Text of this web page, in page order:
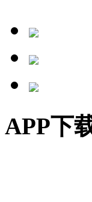
APP下